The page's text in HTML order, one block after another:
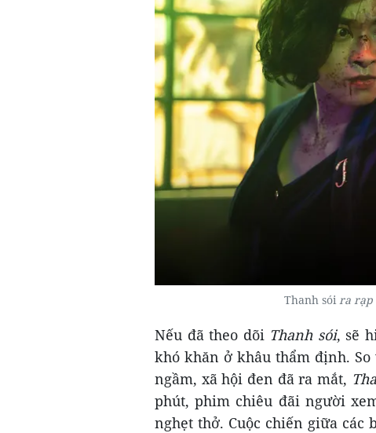
Thanh sóira rạp
Nếu đã theo dõi Thanh sói, sẽ
khó khăn ở khâu thẩm định.
ngầm, xã hội đen đã ra mắt,
phút, phim chiêu đãi người
nghẹt thở. Cuộc chiến giữa các